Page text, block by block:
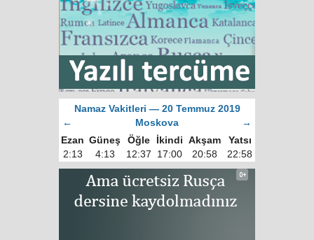
Namaz Vakitleri — 20 Temmuz 2019
←
Moskova
→
Ezan Güneş Öğle İkindi Akşam
Yatsı
2:13
4:13 12:37 17:00 20:58 22:58